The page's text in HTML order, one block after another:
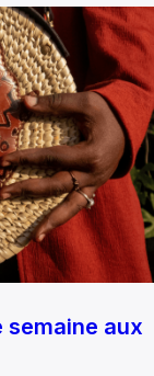
semaine aux